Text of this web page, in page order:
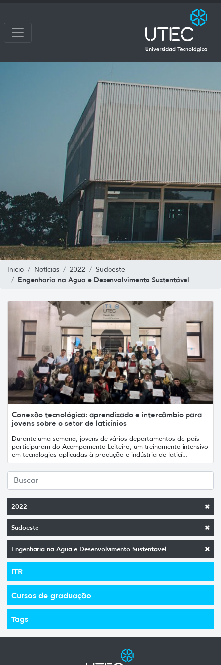
Inicio Notícias 2022 Sudoeste
Engenharia na Agua e Desenvolvimento Sustentável
2022
Sudoeste
Engenharia na Agua e Desenvolvimento Sustentável
ITR
Cursos de graduação
Tags
Conexão tecnológica: aprendizado e intercâmbio para
jovens sobre o setor de laticínios
Durante uma semana, jovens de vários departamentos do país
participaram do Acampamento Leiteiro, um treinamento intensivo
em tecnologias aplicadas à produção e indústria de laticí...